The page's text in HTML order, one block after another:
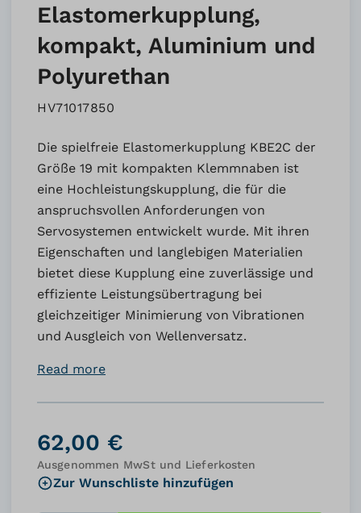
Elastomerkupplung,
kompakt, Aluminium und
Polyurethan
HV71017850
Die spielfreie Elastomerkupplung KBE2C der
Größe 19 mit kompakten Klemmnaben ist
eine Hochleistungskupplung, die für die
anspruchsvollen Anforderungen von
Servosystemen entwickelt wurde. Mit ihren
Eigenschaften und langlebigen Materialien
bietet diese Kupplung eine zuverlässige und
effiziente Leistungsübertragung bei
gleichzeitiger Minimierung von Vibrationen
und Ausgleich von Wellenversatz.
Read more
62,00 €
Ausgenommen MwSt und Lieferkosten
Zur Wunschliste hinzufügen